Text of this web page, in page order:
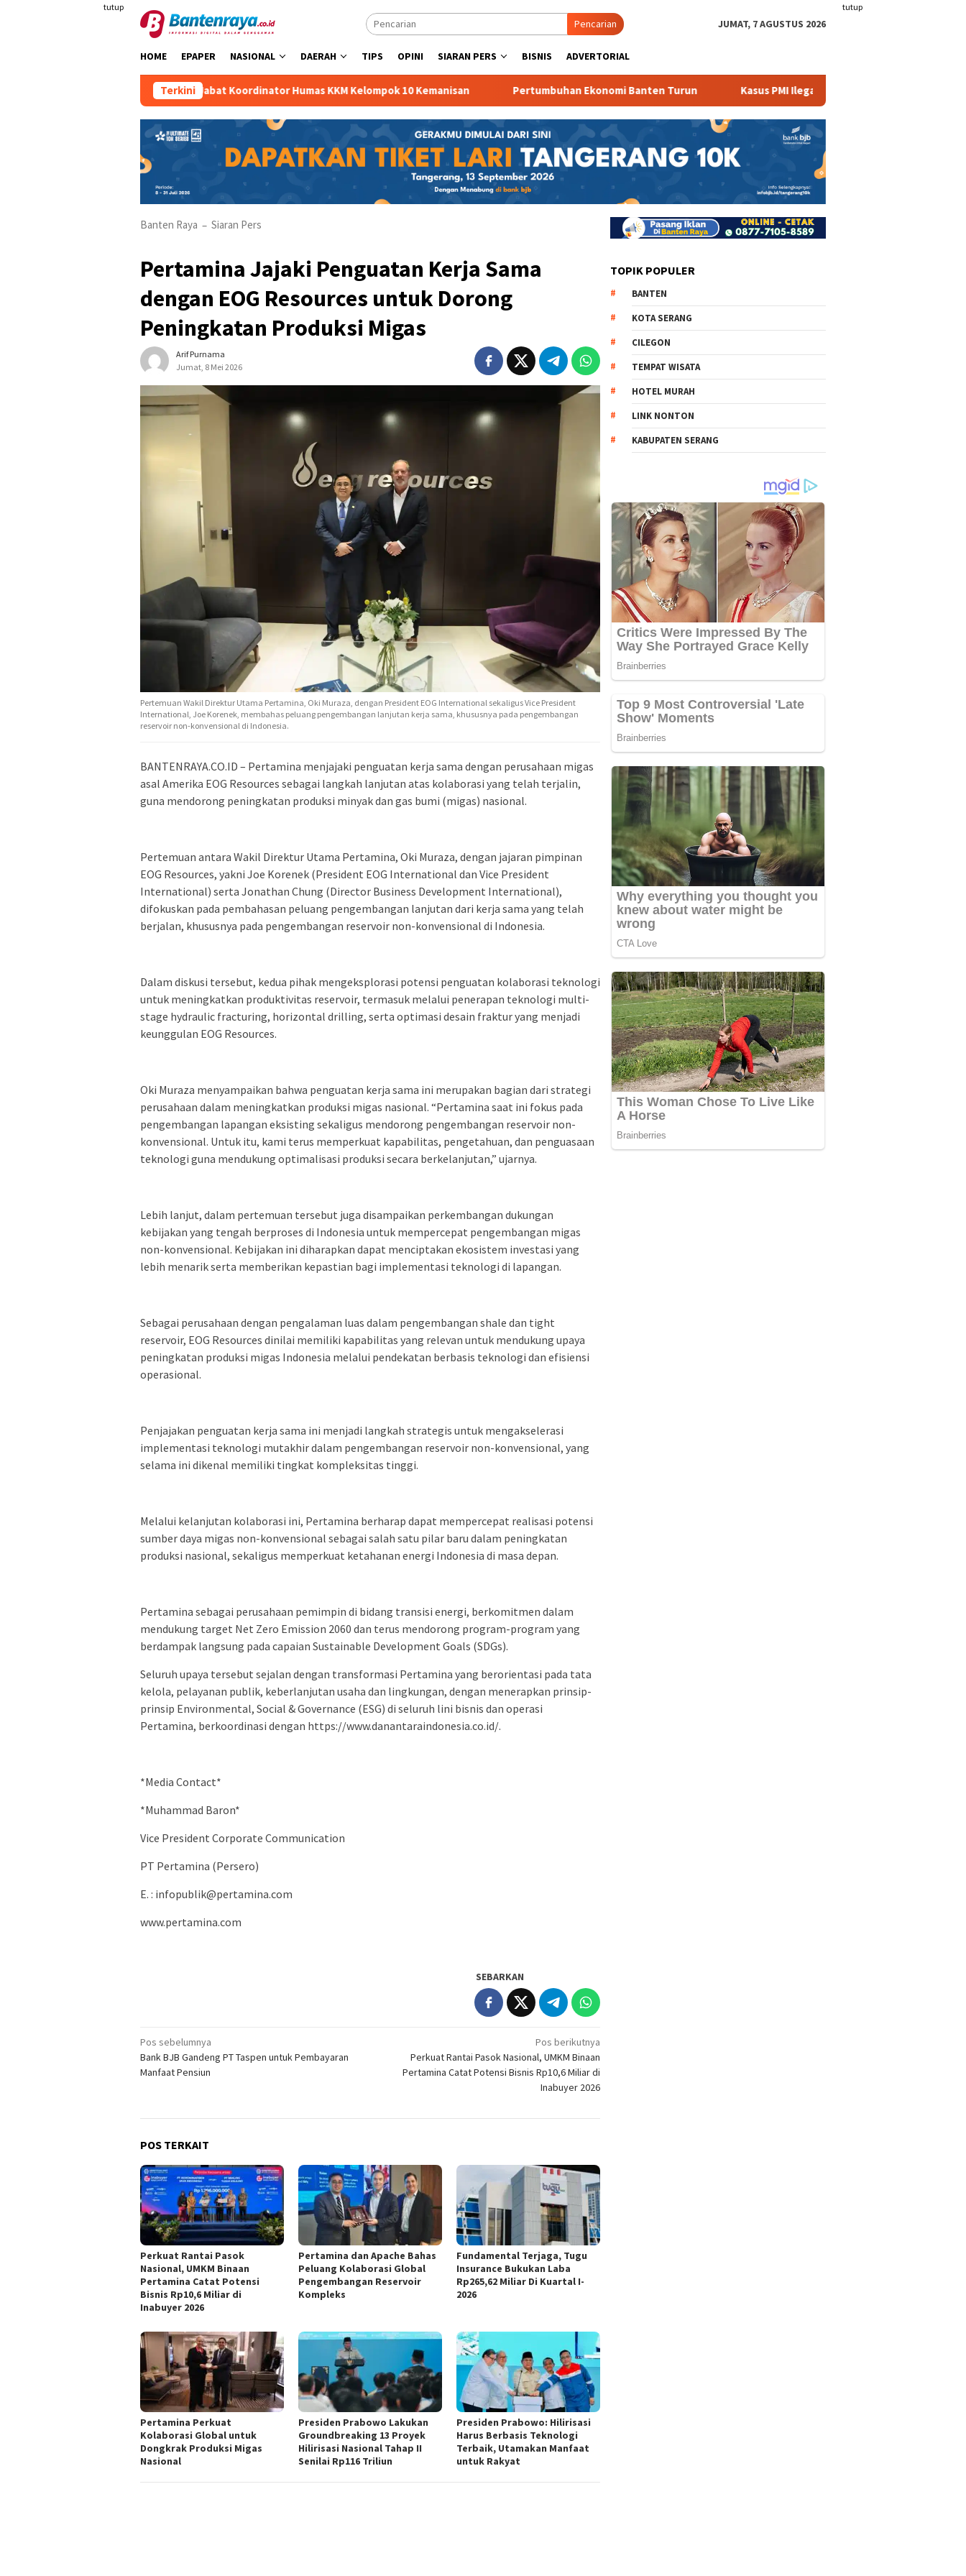
tutup tutup
Pencarian JUMAT, 7 AGUSTUS 2026
HOME EPAPER NASIONAL DAERAH TIPS OPINI SIARAN PERS BISNIS ADVERTORIAL
Terkini
Maulana Khafid Dipercaya Jabat Koordinator Humas KKM Kelompok 10 Kemanisan Pertumbuhan Ekonomi Banten Turun Kasus PMI Ilegal Masih Terjadi
Banten Raya – Siaran Pers
Pertamina Jajaki Penguatan Kerja Sama
dengan EOG Resources untuk Dorong
Peningkatan Produksi Migas
Arif Purnama
Jumat, 8 Mei 2026
Pertemuan Wakil Direktur Utama Pertamina, Oki Muraza, dengan President EOG International sekaligus Vice President
International, Joe Korenek, membahas peluang pengembangan lanjutan kerja sama, khususnya pada pengembangan
reservoir non-konvensional di Indonesia.
BANTENRAYA.CO.ID – Pertamina menjajaki penguatan kerja sama dengan perusahaan migas
asal Amerika EOG Resources sebagai langkah lanjutan atas kolaborasi yang telah terjalin,
guna mendorong peningkatan produksi minyak dan gas bumi (migas) nasional.
Pertemuan antara Wakil Direktur Utama Pertamina, Oki Muraza, dengan jajaran pimpinan
EOG Resources, yakni Joe Korenek (President EOG International dan Vice President
International) serta Jonathan Chung (Director Business Development International),
difokuskan pada pembahasan peluang pengembangan lanjutan dari kerja sama yang telah
berjalan, khususnya pada pengembangan reservoir non-konvensional di Indonesia.
Dalam diskusi tersebut, kedua pihak mengeksplorasi potensi penguatan kolaborasi teknologi
untuk meningkatkan produktivitas reservoir, termasuk melalui penerapan teknologi multi-
stage hydraulic fracturing, horizontal drilling, serta optimasi desain fraktur yang menjadi
keunggulan EOG Resources.
Oki Muraza menyampaikan bahwa penguatan kerja sama ini merupakan bagian dari strategi
perusahaan dalam meningkatkan produksi migas nasional. “Pertamina saat ini fokus pada
pengembangan lapangan eksisting sekaligus mendorong pengembangan reservoir non-
konvensional. Untuk itu, kami terus memperkuat kapabilitas, pengetahuan, dan penguasaan
teknologi guna mendukung optimalisasi produksi secara berkelanjutan,” ujarnya.
Lebih lanjut, dalam pertemuan tersebut juga disampaikan perkembangan dukungan
kebijakan yang tengah berproses di Indonesia untuk mempercepat pengembangan migas
non-konvensional. Kebijakan ini diharapkan dapat menciptakan ekosistem investasi yang
lebih menarik serta memberikan kepastian bagi implementasi teknologi di lapangan.
Sebagai perusahaan dengan pengalaman luas dalam pengembangan shale dan tight
reservoir, EOG Resources dinilai memiliki kapabilitas yang relevan untuk mendukung upaya
peningkatan produksi migas Indonesia melalui pendekatan berbasis teknologi dan efisiensi
operasional.
Penjajakan penguatan kerja sama ini menjadi langkah strategis untuk mengakselerasi
implementasi teknologi mutakhir dalam pengembangan reservoir non-konvensional, yang
selama ini dikenal memiliki tingkat kompleksitas tinggi.
Melalui kelanjutan kolaborasi ini, Pertamina berharap dapat mempercepat realisasi potensi
sumber daya migas non-konvensional sebagai salah satu pilar baru dalam peningkatan
produksi nasional, sekaligus memperkuat ketahanan energi Indonesia di masa depan.
Pertamina sebagai perusahaan pemimpin di bidang transisi energi, berkomitmen dalam
mendukung target Net Zero Emission 2060 dan terus mendorong program-program yang
berdampak langsung pada capaian Sustainable Development Goals (SDGs).
Seluruh upaya tersebut sejalan dengan transformasi Pertamina yang berorientasi pada tata
kelola, pelayanan publik, keberlanjutan usaha dan lingkungan, dengan menerapkan prinsip-
prinsip Environmental, Social & Governance (ESG) di seluruh lini bisnis dan operasi
Pertamina, berkoordinasi dengan https://www.danantaraindonesia.co.id/.
*Media Contact*
*Muhammad Baron*
Vice President Corporate Communication
PT Pertamina (Persero)
E. : infopublik@pertamina.com
www.pertamina.com
SEBARKAN
Navigasi
pos
Pos sebelumnya
Bank BJB Gandeng PT Taspen untuk Pembayaran
Manfaat Pensiun
Pos berikutnya
Perkuat Rantai Pasok Nasional, UMKM Binaan
Pertamina Catat Potensi Bisnis Rp10,6 Miliar di
Inabuyer 2026
POS TERKAIT
Perkuat Rantai Pasok
Nasional, UMKM Binaan
Pertamina Catat Potensi
Bisnis Rp10,6 Miliar di
Inabuyer 2026
Pertamina dan Apache Bahas
Peluang Kolaborasi Global
Pengembangan Reservoir
Kompleks
Fundamental Terjaga, Tugu
Insurance Bukukan Laba
Rp265,62 Miliar Di Kuartal I-
2026
Pertamina Perkuat
Kolaborasi Global untuk
Dongkrak Produksi Migas
Nasional
Presiden Prabowo Lakukan
Groundbreaking 13 Proyek
Hilirisasi Nasional Tahap II
Senilai Rp116 Triliun
Presiden Prabowo: Hilirisasi
Harus Berbasis Teknologi
Terbaik, Utamakan Manfaat
untuk Rakyat
TOPIK POPULER
BANTEN
KOTA SERANG
CILEGON
TEMPAT WISATA
HOTEL MURAH
LINK NONTON
KABUPATEN SERANG